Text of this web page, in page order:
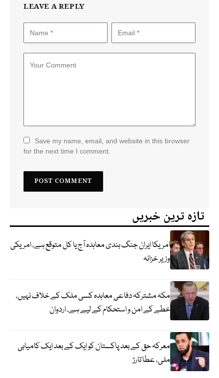
LEAVE A REPLY
Save my name, email, and website in this browser
for the next time I comment.
تازہ ترین خبریں
امریکا ایران جنگ بندی معاہدہ آج یا کل متوقع ہے، امریکی
وزیر خزانہ
مکہ مشترکہ دفاعی معاہدہ کسی ملک کے خلاف نہیں،
خطے کے امن و استحکام کے لیے ہے، اردوان
معرکہ حق کے بعد پاکستان کو ایک کے بعد ایک کامیابی
ملی، عطا تارڑ